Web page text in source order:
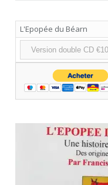
L'Epopée du Béarn